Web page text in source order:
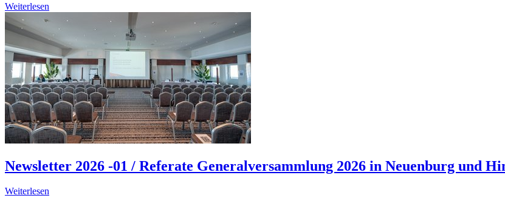
Weiterlesen
Newsletter 2026 -01 / Referate Generalversammlung 2026 in Neuenburg und
Weiterlesen